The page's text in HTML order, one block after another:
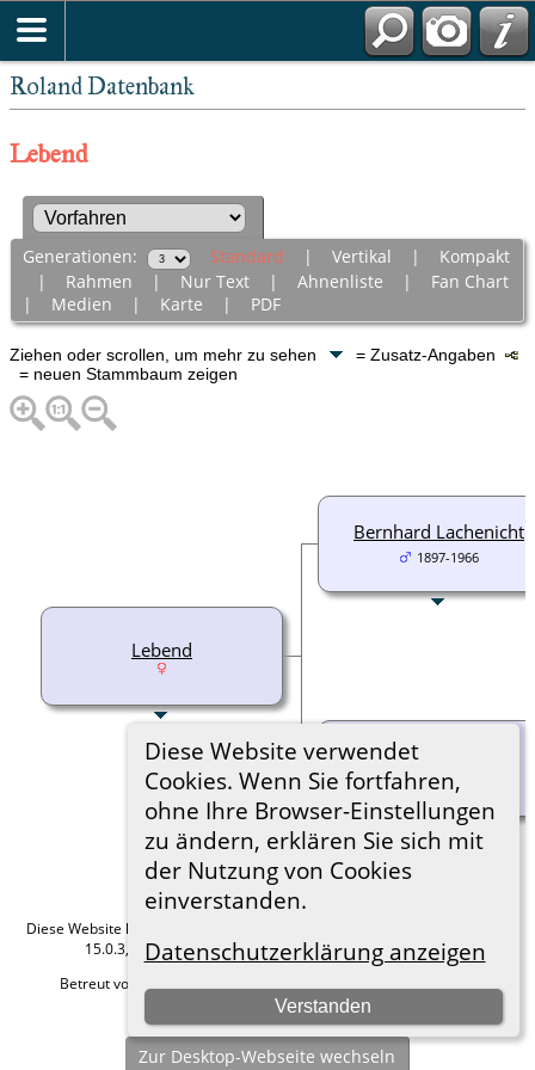
Roland Datenbank
Diese Website verwendet
Cookies. Wenn Sie fortfahren,
ohne Ihre Browser-Einstellungen
zu ändern, erklären Sie sich mit
der Nutzung von Cookies
einverstanden.
Datenschutzerklärung anzeigen
Verstanden
Lebend
Generationen: Standard | Vertikal | Kompakt
| Rahmen | Nur Text| Ahnenliste | Fan Chart
| Medien | Karte | PDF
Ziehen oder scrollen, um mehr zu sehen
= Zusatz-Angaben
= neuen Stammbaum zeigen
Lebend
Bernhard Lachenicht
1897-1966
Maria Hungerge
1897-1974
Diese Website läuft mit
15.0.3, programmiert von Darrin Lythgoe © 2001-2026.
Betreut von
Hier geht es zum Impressum
Zur Desktop-Webseite wechseln